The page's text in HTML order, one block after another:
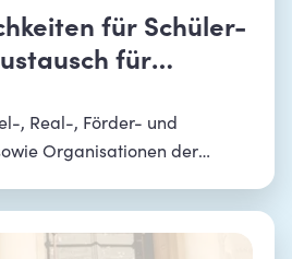
für Schüler-
für
Jugendliche
, Real-, Förder- und
Organisationen der